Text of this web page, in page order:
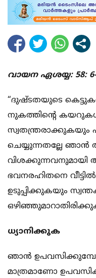
വായന ഏശയ്യ: 58:
“ദുഷ്ടതയുടെ
നുകത്തിന്റെ
സ്വതന്ത്രരാക്കുകയും
ചെയ്യുന്നതല്ലേ ഞാന്‍
ഭവനരഹിതനെ
ഉടുപ്പിക്കുകയും
ധ്യാനിക്കുക
ഞാന്‍
മാത്രമാണോ